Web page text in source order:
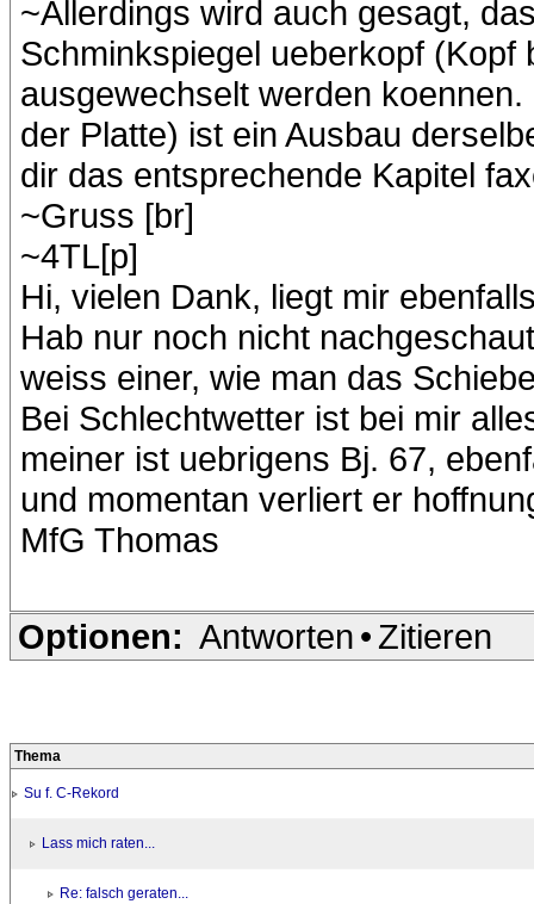
~Allerdings wird auch gesagt,
Schminkspiegel ueberkopf
ausgewechselt werden
der Platte) ist ein Ausbau
dir das entsprechende Kapitel
~Gruss [br]
~4TL[p]
Hi, vielen Dank, liegt mir
Hab nur noch nicht
weiss einer, wie man das
Bei Schlechtwetter ist bei mir
meiner ist uebrigens Bj. 67,
und momentan verliert er
MfG Thomas
Optionen: Antworten • Zitieren
Thema
Su f. C-Rekord
Lass mich raten...
Re: falsch geraten...